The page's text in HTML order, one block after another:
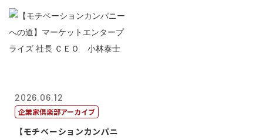
2026.06.12
企業家倶楽部アーカイブ
【モチベーションカンパニ